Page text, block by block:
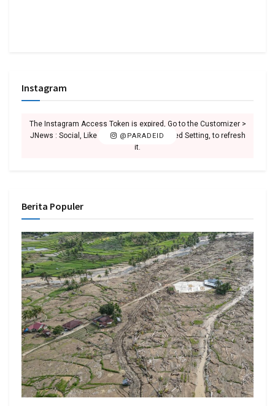
Instagram
@PARADEID
The Instagram Access Token is expired, Go to the Customizer >
JNews : Social, Like & View > Instagram Feed Setting, to refresh
it.
Berita Populer